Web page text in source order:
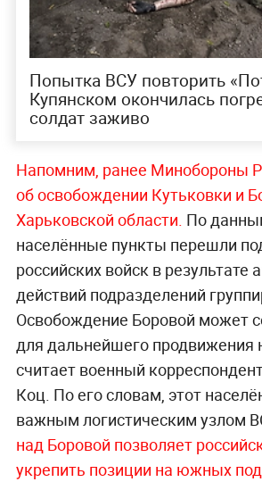
Попытка ВСУ повторить
Купянском окончилась
солдат заживо
Напомним, ранее Минобороны
об освобождении Кутьковки и
Харьковской области. По
населённые пункты перешли
российских войск в результате
действий подразделений
Освобождение Боровой может
для дальнейшего продвижения
считает военный
Коц. По его словам, этот
важным логистическим узлом
над Боровой позволяет
укрепить позиции на южных